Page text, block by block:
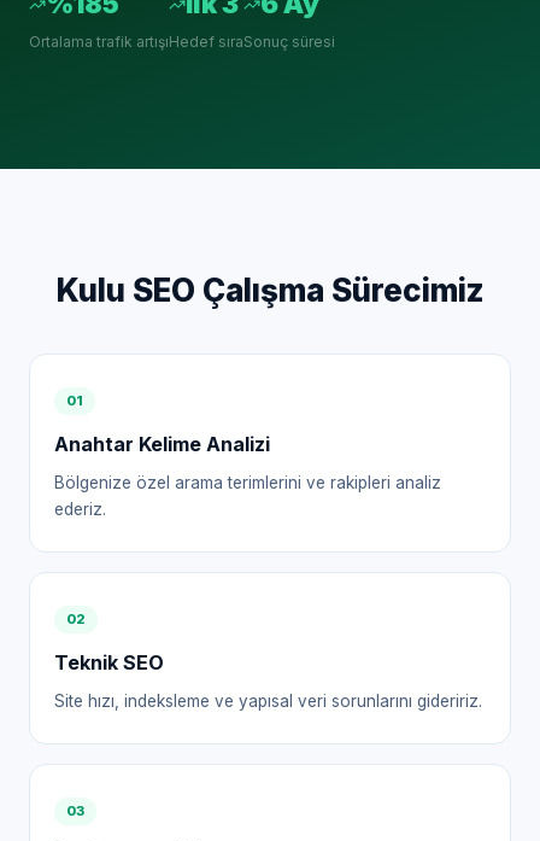
Ortalama trafik artışıHedef sıraSonuç süresi
Kulu SEO Çalışma Sürecimiz
01
Anahtar Kelime Analizi
Bölgenize özel arama terimlerini ve rakipleri analiz
ederiz.
02
Teknik SEO
Site hızı, indeksleme ve yapısal veri sorunlarını gideririz.
03